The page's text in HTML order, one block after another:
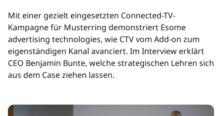
Mit einer gezielt eingesetzten Connected-TV-
Kampagne für Musterring demonstriert Esome
advertising technologies, wie CTV vom Add-on zum
eigenständigen Kanal avanciert. Im Interview erklärt
CEO Benjamin Bunte, welche strategischen Lehren sich
aus dem Case ziehen lassen.